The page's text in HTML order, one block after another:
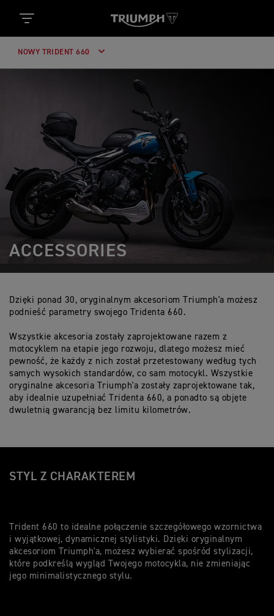
NOWY TRIDENT 660
ACCESSORIES
Dzięki ponad 30, oryginalnym akcesoriom Triumph'a możesz
podnieść parametry swojego Tridenta 660.
Wszystkie akcesoria zostały zaprojektowane razem z
motocyklem na etapie jego rozwoju, dlatego możesz mieć
pewność, że każdy z nich został przetestowany według tych
samych wysokich standardów, co sam motocykl. Wszystkie
oryginalne akcesoria Triumph'a zostały zaprojektowane tak,
aby idealnie uzupełniać Tridenta 660, a ponadto są objęte
dwuletnią gwarancją bez limitu kilometrów.
STYL Z CHARAKTEREM
Trident 660 to idealne połączenie szczegółowego wzornictwa
i wyjątkowej, dynamicznej stylistyki. Dzięki oryginalnym
akcesoriom Triumph'a, możesz wybierać spośród stylizacji,
które podkreślą wygląd Twojego motocykla, nie zmieniając
jego minimalistycznego stylu.